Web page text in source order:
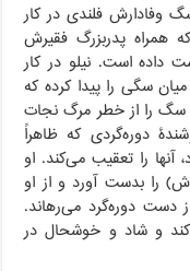
وفادارش فلندی در کار
همراه پدربزرگ فقیرش
از دست داده است. نیلو در کار
سگی را پیدا کرده که
سگ را از خطر مرگ نجات
دوره‌گردی که ظاهراً
را تعقیب می‌کند. او
را بدست آورد و از او
دست دوره‌گرد می‌رهاند.
و شاد و خوشحال در